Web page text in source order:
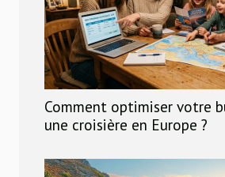
Comment optimiser votre
une croisière en Europe ?